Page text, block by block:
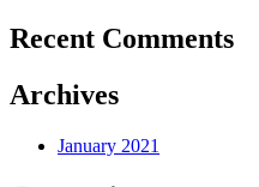
Recent Comments
Archives
January 2021